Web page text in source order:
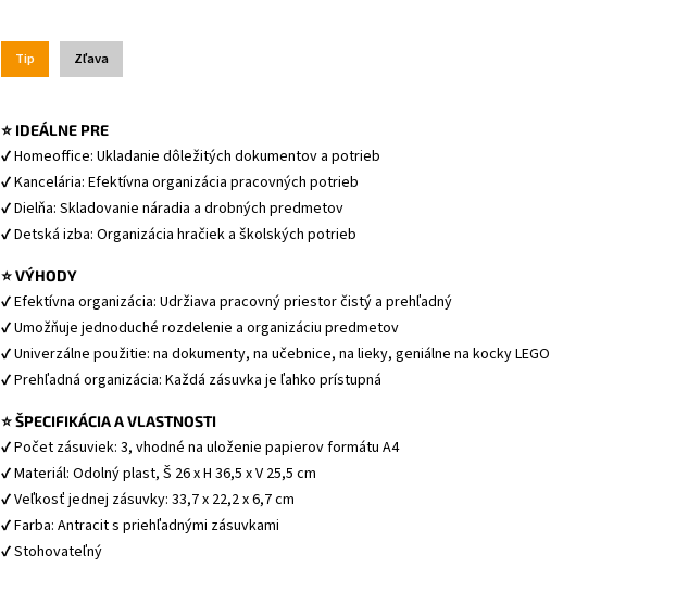
⭐ IDEÁLNE PRE
✔ Homeoffice: Ukladanie dôležitých dokumentov a potrieb
✔ Kancelária: Efektívna organizácia pracovných potrieb
✔ Dielňa: Skladovanie náradia a drobných predmetov
✔ Detská izba: Organizácia hračiek a školských potrieb
⭐ VÝHODY
✔ Efektívna organizácia: Udržiava pracovný priestor čistý a prehľadný
✔ Umožňuje jednoduché rozdelenie a organizáciu predmetov
✔ Univerzálne použitie: na dokumenty, na učebnice, na lieky, geniálne na kocky LEGO
✔ Prehľadná organizácia: Každá zásuvka je ľahko prístupná
⭐ ŠPECIFIKÁCIA A VLASTNOSTI
✔ Počet zásuviek: 3, vhodné na uloženie papierov formátu A4
✔ Materiál: Odolný plast, Š 26 x H 36,5 x V 25,5 cm
✔ Veľkosť jednej zásuvky: 33,7 x 22,2 x 6,7 cm
✔ Farba: Antracit s priehľadnými zásuvkami
✔ Stohovateľný
Tip Zľava